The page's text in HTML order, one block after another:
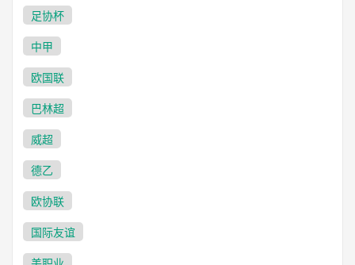
足协杯
中甲
欧国联
巴林超
威超
德乙
欧协联
国际友谊